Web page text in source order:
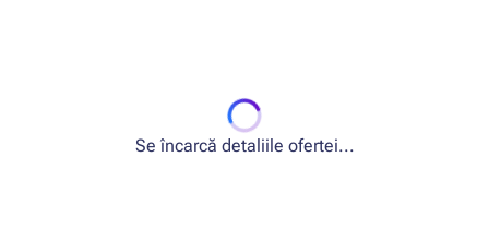
Se încarcă detaliile ofertei...